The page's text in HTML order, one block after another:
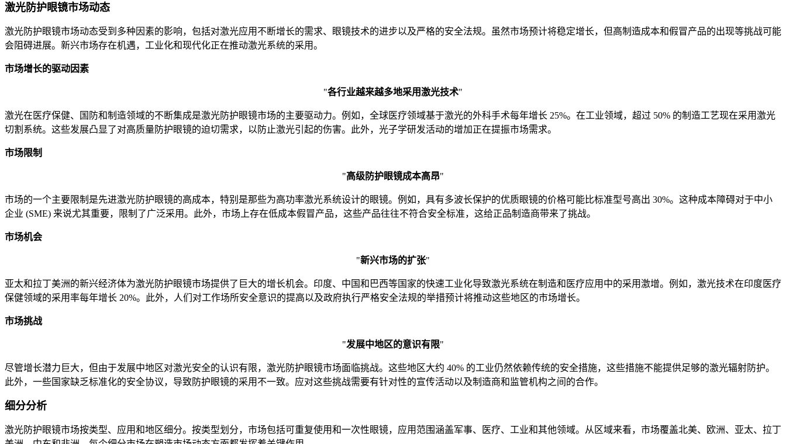
激光防护眼镜市场动态
激光防护眼镜市场动态受到多种因素的影响，包括对激光应用不断增长的需求、眼镜技术的进步以及严格的安全法规。虽然市场预计将稳定增长，但高制造成本和假冒产品的出现等挑战可能
会阻碍进展。新兴市场存在机遇，工业化和现代化正在推动激光系统的采用。
市场增长的驱动因素
"各行业越来越多地采用激光技术"
激光在医疗保健、国防和制造领域的不断集成是激光防护眼镜市场的主要驱动力。例如，全球医疗领域基于激光的外科手术每年增长 25%。在工业领域，超过 50% 的制造工艺现在采用激光
切割系统。这些发展凸显了对高质量防护眼镜的迫切需求，以防止激光引起的伤害。此外，光子学研发活动的增加正在提振市场需求。
市场限制
"高级防护眼镜成本高昂"
市场的一个主要限制是先进激光防护眼镜的高成本，特别是那些为高功率激光系统设计的眼镜。例如，具有多波长保护的优质眼镜的价格可能比标准型号高出 30%。这种成本障碍对于中小
企业 (SME) 来说尤其重要，限制了广泛采用。此外，市场上存在低成本假冒产品，这些产品往往不符合安全标准，这给正品制造商带来了挑战。
市场机会
"新兴市场的扩张"
亚太和拉丁美洲的新兴经济体为激光防护眼镜市场提供了巨大的增长机会。印度、中国和巴西等国家的快速工业化导致激光系统在制造和医疗应用中的采用激增。例如，激光技术在印度医疗
保健领域的采用率每年增长 20%。此外，人们对工作场所安全意识的提高以及政府执行严格安全法规的举措预计将推动这些地区的市场增长。
市场挑战
"发展中地区的意识有限"
尽管增长潜力巨大，但由于发展中地区对激光安全的认识有限，激光防护眼镜市场面临挑战。这些地区大约 40% 的工业仍然依赖传统的安全措施，这些措施不能提供足够的激光辐射防护。
此外，一些国家缺乏标准化的安全协议，导致防护眼镜的采用不一致。应对这些挑战需要有针对性的宣传活动以及制造商和监管机构之间的合作。
细分分析
激光防护眼镜市场按类型、应用和地区细分。按类型划分，市场包括可重复使用和一次性眼镜，应用范围涵盖军事、医疗、工业和其他领域。从区域来看，市场覆盖北美、欧洲、亚太、拉丁